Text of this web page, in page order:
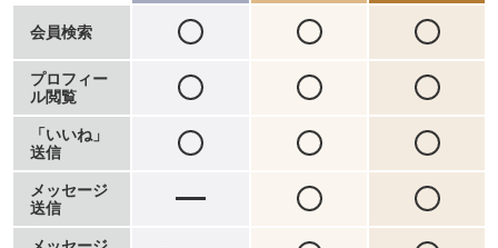
会員検索
プロフィー
ル閲覧
「いいね」
送信
メッセージ
送信